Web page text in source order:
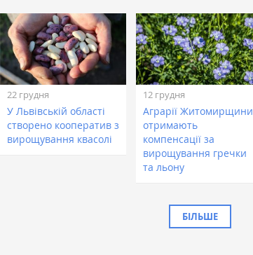
22 грудня
У Львівській області
створено кооператив з
вирощування квасолі
12 грудня
Аграрії Житомирщини
отримають
компенсації за
вирощування гречки
та льону
БІЛЬШЕ